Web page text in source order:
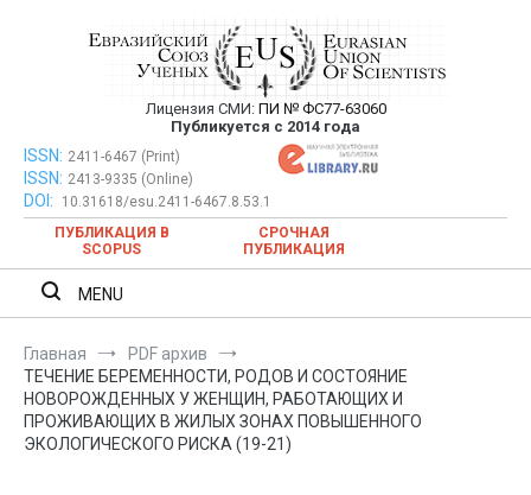
Евразийский Союз Ученых —
публикация научных статей в
ежемесячном научном журнале
Лицензия СМИ: ПИ № ФС77-63060
Публикуется с 2014 года
Евразийский Союз Ученых — публикация научных статей в
ежемесячном научном журнале
ISSN: 2411-6467 (Print)
ISSN: 2413-9335 (Online)
DOI:
10.31618/esu.2411-6467.8.53.1
ПУБЛИКАЦИЯ В
SCOPUS
СРОЧНАЯ
ПУБЛИКАЦИЯ
MENU
Главная
PDF архив
ТЕЧЕНИЕ БЕРЕМЕННОСТИ, РОДОВ И СОСТОЯНИЕ
НОВОРОЖДЕННЫХ У ЖЕНЩИН, РАБОТАЮЩИХ И
ПРОЖИВАЮЩИХ В ЖИЛЫХ ЗОНАХ ПОВЫШЕННОГО
ЭКОЛОГИЧЕСКОГО РИСКА (19-21)